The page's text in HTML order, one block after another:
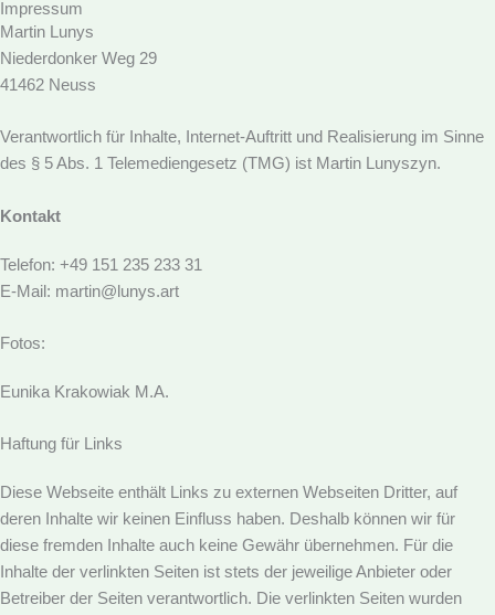
Skip
to
content
Impressum
Martin Lunys
Niederdonker Weg 29
41462 Neuss
Verantwortlich für Inhalte, Internet-Auftritt und Realisierung im Sinne
des § 5 Abs. 1 Telemediengesetz (TMG) ist Martin Lunyszyn.
Kontakt
Telefon: +49 151 235 233 31
E-Mail: martin@lunys.art
Fotos:
Eunika Krakowiak M.A.
Haftung für Links
Diese Webseite enthält Links zu externen Webseiten Dritter, auf
deren Inhalte wir keinen Einfluss haben. Deshalb können wir für
diese fremden Inhalte auch keine Gewähr übernehmen. Für die
Inhalte der verlinkten Seiten ist stets der jeweilige Anbieter oder
Betreiber der Seiten verantwortlich. Die verlinkten Seiten wurden